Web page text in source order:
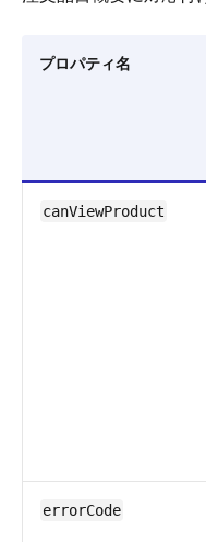
プロパティ名
canViewProduct
errorCode